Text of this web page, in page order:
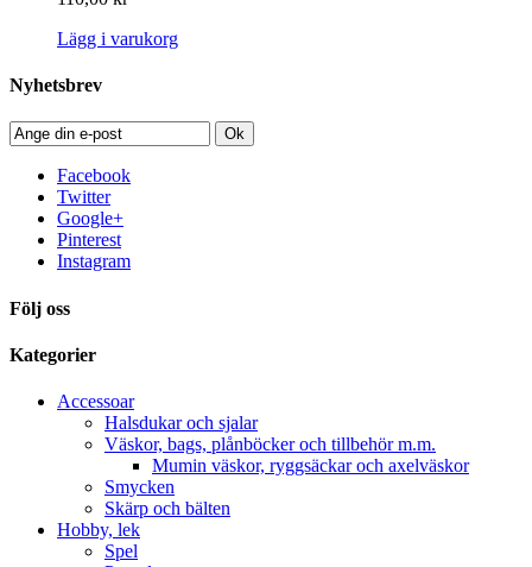
Lägg i varukorg
Nyhetsbrev
Ok
Facebook
Twitter
Google+
Pinterest
Instagram
Följ oss
Kategorier
Accessoar
Halsdukar och sjalar
Väskor, bags, plånböcker och tillbehör m.m.
Mumin väskor, ryggsäckar och axelväskor
Smycken
Skärp och bälten
Hobby, lek
Spel